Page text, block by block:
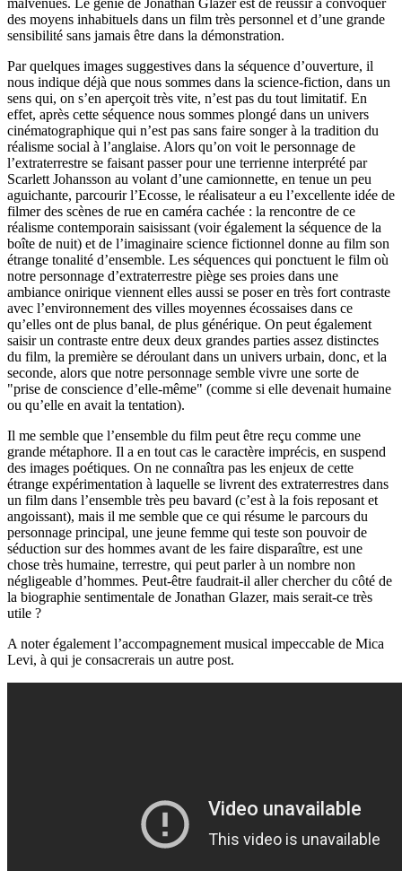
malvenues. Le génie de Jonathan Glazer est de réussir à convoquer
des moyens inhabituels dans un film très personnel et d’une grande
sensibilité sans jamais être dans la démonstration.
Par quelques images suggestives dans la séquence d’ouverture, il
nous indique déjà que nous sommes dans la science-fiction, dans un
sens qui, on s’en aperçoit très vite, n’est pas du tout limitatif. En
effet, après cette séquence nous sommes plongé dans un univers
cinématographique qui n’est pas sans faire songer à la tradition du
réalisme social à l’anglaise. Alors qu’on voit le personnage de
l’extraterrestre se faisant passer pour une terrienne interprété par
Scarlett Johansson au volant d’une camionnette, en tenue un peu
aguichante, parcourir l’Ecosse, le réalisateur a eu l’excellente idée de
filmer des scènes de rue en caméra cachée : la rencontre de ce
réalisme contemporain saisissant (voir également la séquence de la
boîte de nuit) et de l’imaginaire science fictionnel donne au film son
étrange tonalité d’ensemble. Les séquences qui ponctuent le film où
notre personnage d’extraterrestre piège ses proies dans une
ambiance onirique viennent elles aussi se poser en très fort contraste
avec l’environnement des villes moyennes écossaises dans ce
qu’elles ont de plus banal, de plus générique. On peut également
saisir un contraste entre deux deux grandes parties assez distinctes
du film, la première se déroulant dans un univers urbain, donc, et la
seconde, alors que notre personnage semble vivre une sorte de
"prise de conscience d’elle-même" (comme si elle devenait humaine
ou qu’elle en avait la tentation).
Il me semble que l’ensemble du film peut être reçu comme une
grande métaphore. Il a en tout cas le caractère imprécis, en suspend
des images poétiques. On ne connaîtra pas les enjeux de cette
étrange expérimentation à laquelle se livrent des extraterrestres dans
un film dans l’ensemble très peu bavard (c’est à la fois reposant et
angoissant), mais il me semble que ce qui résume le parcours du
personnage principal, une jeune femme qui teste son pouvoir de
séduction sur des hommes avant de les faire disparaître, est une
chose très humaine, terrestre, qui peut parler à un nombre non
négligeable d’hommes. Peut-être faudrait-il aller chercher du côté de
la biographie sentimentale de Jonathan Glazer, mais serait-ce très
utile ?
A noter également l’accompagnement musical impeccable de Mica
Levi, à qui je consacrerais un autre post.